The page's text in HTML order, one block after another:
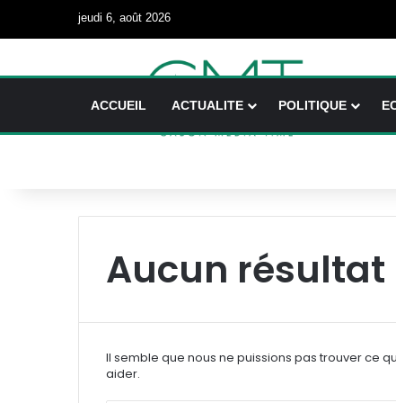
jeudi 6, août 2026
ACCUEIL ACTUALITE POLITIQUE
Aucun résultat
Il semble que nous ne puissions pas trouver ce
aider.